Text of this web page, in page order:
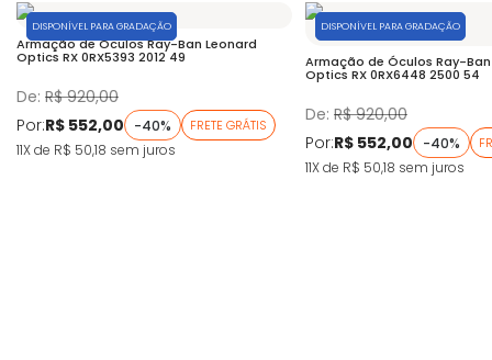
Armação de Óculos Ray-Ban Leonard
Optics RX 0RX5393 2012 49
De: R$ 920,00
Por:R$ 552,00 -40% FRETE GRÁTIS
DISPONÍVEL PARA GRADAÇÃO
11X de R$ 50,18 sem juros
Armação de Óculos Ray-
Optics RX 0RX6448 2500 54
De: R$ 920,00
Por:R$ 552,00 -40%
DISPONÍVEL PARA GRADAÇÃO
11X de R$ 50,18 sem juros